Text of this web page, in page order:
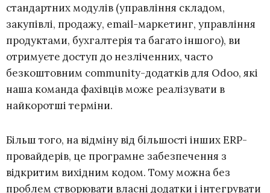
стандартних модулів (управління складом,
закупівлі, продажу, email-маркетинг, управління
продуктами, бухгалтерія та багато іншого), ви
отримуєте доступ до незліченних, часто
безкоштовним community-додатків для Odoo, які
наша команда фахівців може реалізувати в
найкоротші терміни.
Більш того, на відміну від більшості інших ERP-
провайдерів, це програмне забезпечення з
відкритим вихідним кодом. Тому можна без
проблем створювати власні додатки і інтегрувати